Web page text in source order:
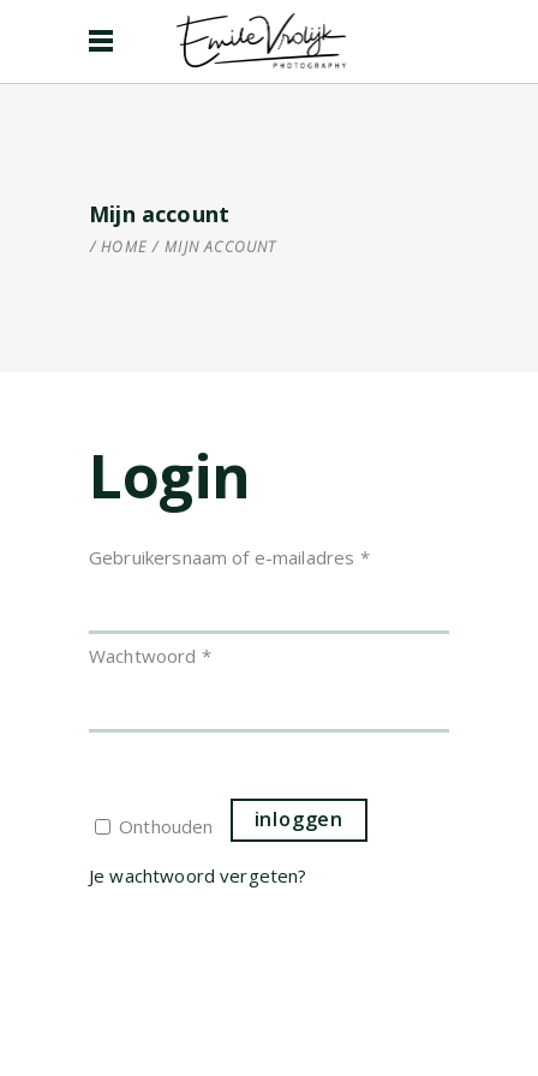
Mijn account
HOME / MIJN ACCOUNT
Login
Gebruikersnaam of e-mailadres *Vereist
Wachtwoord *Vereist
Onthouden inloggen
Je wachtwoord vergeten?